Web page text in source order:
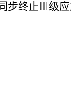
步终止
级